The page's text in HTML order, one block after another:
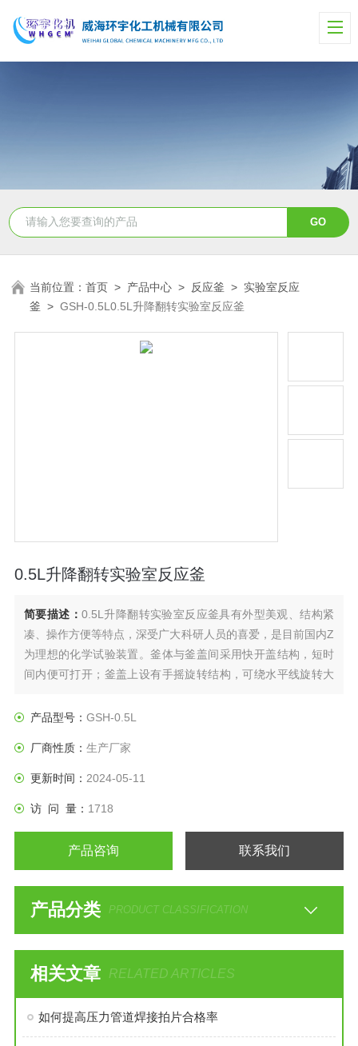
当前位置：首页 > 产品中心 > 反应釜 > 实验室反应
釜 >GSH-0.5L0.5L升降翻转实验室反应釜
0.5L升降翻转实验室反应釜
简要描述： 0.5L升降翻转实验室反应釜具有外型美观、结构紧
凑、操作方便等特点，深受广大科研人员的喜爱，是目前国内Z
为理想的化学试验装置。釜体与釜盖间采用快开盖结构，短时
间内便可打开；釜盖上设有手摇旋转结构，可绕水平线旋转大
产品型号： GSH-0.5L
厂商性质： 生产厂家
更新时间： 2024-05-11
访 问 量： 1718
产品咨询 联系我们
产品分类 PRODUCT CLASSIFICATION
相关文章 RELATED ARTICLES
如何提高压力管道焊接拍片合格率